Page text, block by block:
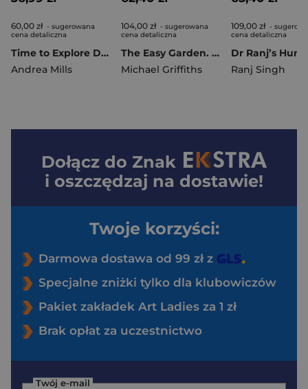
60,00 zł - sugerowana
cena detaliczna
Time to Explore Dinosaurs. With a Foldout Surprise!
Andrea Mills
104,00 zł - sugerowana
cena detaliczna
The Easy Garden. Month-by-Month Advice to Improve Your Outside Space
Michael Griffiths
109,00 zł -
cena detaliczna
Ranj Singh
Dołącz do Znak
i oszczędzaj na dostawie!
Twoje korzyści:
Darmowa dostawa od 99 zł z
Specjalne zniżki tylko dla klubowiczów
Pakiet zakładek Art Ladies za 1 zł
Brak opłat za uczestnictwo
Twój e-mail